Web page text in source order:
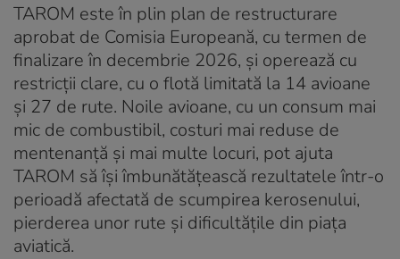
TAROM este în plin plan de restructurare
aprobat de Comisia Europeană, cu termen de
finalizare în decembrie 2026, și operează cu
restricții clare, cu o flotă limitată la 14 avioane
și 27 de rute. Noile avioane, cu un consum mai
mic de combustibil, costuri mai reduse de
mentenanță și mai multe locuri, pot ajuta
TAROM să își îmbunătățească rezultatele într-o
perioadă afectată de scumpirea kerosenului,
pierderea unor rute și dificultățile din piața
aviatică.